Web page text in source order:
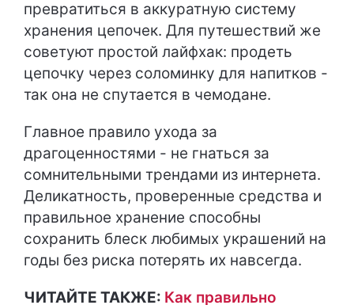
превратиться в аккуратную систему
хранения цепочек. Для путешествий же
советуют простой лайфхак: продеть
цепочку через соломинку для напитков -
так она не спутается в чемодане.
Главное правило ухода за
драгоценностями - не гнаться за
сомнительными трендами из интернета.
Деликатность, проверенные средства и
правильное хранение способны
сохранить блеск любимых украшений на
годы без риска потерять их навсегда.
ЧИТАЙТЕ ТАКЖЕ: Как правильно